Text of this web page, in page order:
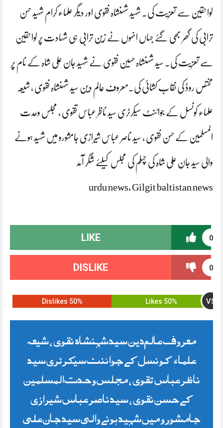
لواحقین سے تعزیت کی۔ شہید شہنشاہ نقوی اور دیگر علماء کرام شہید حسن
ترابی کی گھر بھی گئے جہاں انہوں نے زین ترابی ہی شہادت پر لواحقین
سے تعزیت کی۔ سید شہنشاہ حسین نقوی نے شہید جان علی شاہ کے نام پر
مختص روڈ کی نقاب کشائی کی۔معروف عالم دین سید شہنشاہ نقوی ، شیعہ
علماء کونسل کے جوائنٹ سیکرٹری سید ناظر عباس تقوی ، مجلس وحدت
المسلمین کے حسن نقوی ، سید ناصر عباس شیرازی جامشورو میں شہید ہونے
والی سید جان علی شاہ کی چہلم کی مجلس کیلئے شگر آمد
urdu news, Gilgit baltistan news
0
LIKE
0
DISLIKE
50% Likes VS
50% Dislikes
معروف عالم دین سید شہنشاہ نقوی ، شیعہ
علماء کونسل کے جوائنٹ سیکرٹری سید
ناظر عباس تقوی ، مجلس وحدت المسلمین
کے حسن نقوی ، سید ناصر عباس شیرازی
جامشورو میں شہید ہونے والی سید جان علی